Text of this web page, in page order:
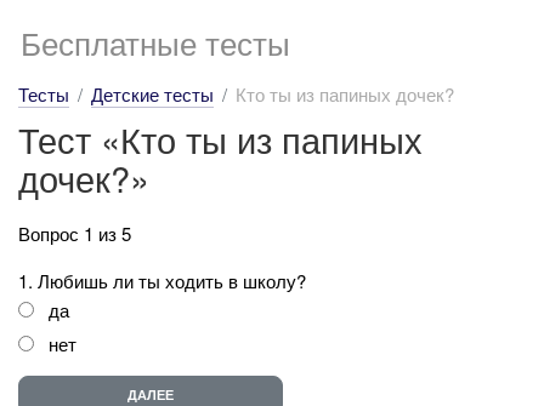
Бесплатные тесты
Тесты Детские тесты Кто ты из папиных дочек?
Тест «Кто ты из папиных
дочек?»
Вопрос 1 из 5
1. Любишь ли ты ходить в школу?
да
нет